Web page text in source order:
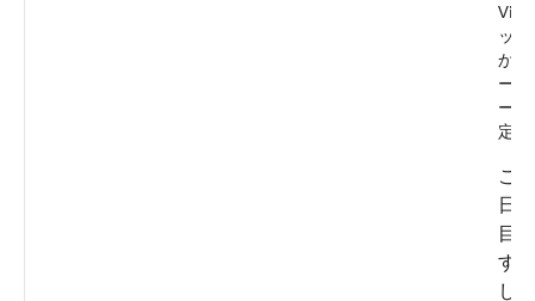
ッ
か
ー
ー
定
こ
日
目
す
し